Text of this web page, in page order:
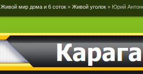
Живой мир дома и 6 соток » Живой уголок » Юрий